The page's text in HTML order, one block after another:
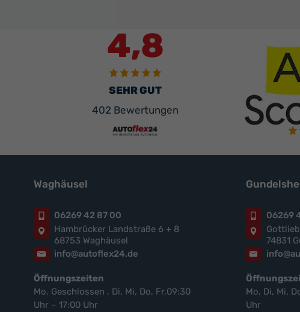
4,8
SEHR GUT
402 Bewertungen
Waghäusel
06269 42 87 00
Hambrücker Landstraße 6 + 8
68753 Waghäusel
info@autoflex24.de
Öffnungszeiten
Mo. Geschlossen , Di, Mi, Do, Fr,09:30
Uhr – 17:00 Uhr
06269
74831
Mo, Di, Mi,
Uhr